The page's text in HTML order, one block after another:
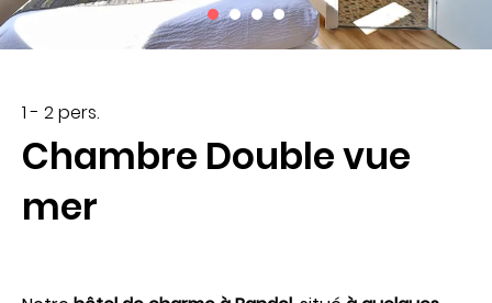
Florida !
7
1 - 2 pers.
Chambre Double vue
mer